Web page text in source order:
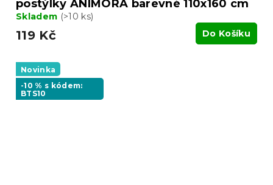
postýlky ANIMORA barevné 110x160 cm
Skladem (>10 ks)
119 Kč Do Košíku
Novinka
-10 % s kódem:
BTS10